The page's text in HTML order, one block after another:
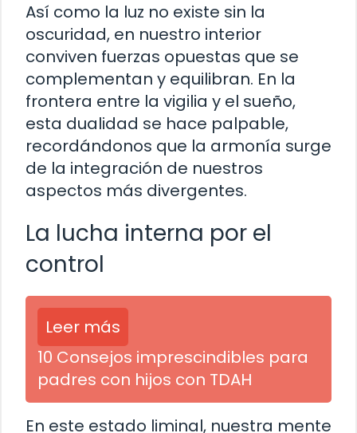
Así como la luz no existe sin la
oscuridad, en nuestro interior
conviven fuerzas opuestas que se
complementan y equilibran. En la
frontera entre la vigilia y el sueño,
esta dualidad se hace palpable,
recordándonos que la armonía surge
de la integración de nuestros
aspectos más divergentes.
La lucha interna por el
control
Leer más
10 Consejos imprescindibles para
padres con hijos con TDAH
En este estado liminal, nuestra mente